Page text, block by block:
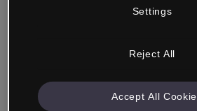
Settings
Reject All
Accept All